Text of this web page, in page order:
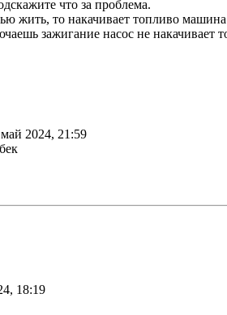
что за проблема.
жить, то накачивает топливо
зажигание насос не накачивает
2024, 21:59
18:19